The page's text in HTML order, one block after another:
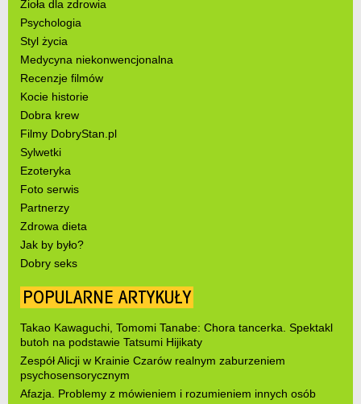
Zioła dla zdrowia
Psychologia
Styl życia
Medycyna niekonwencjonalna
Recenzje filmów
Kocie historie
Dobra krew
Filmy DobryStan.pl
Sylwetki
Ezoteryka
Foto serwis
Partnerzy
Zdrowa dieta
Jak by było?
Dobry seks
POPULARNE ARTYKUŁY
Takao Kawaguchi, Tomomi Tanabe: Chora tancerka. Spektakl
butoh na podstawie Tatsumi Hijikaty
Zespół Alicji w Krainie Czarów realnym zaburzeniem
psychosensorycznym
Afazja. Problemy z mówieniem i rozumieniem innych osób